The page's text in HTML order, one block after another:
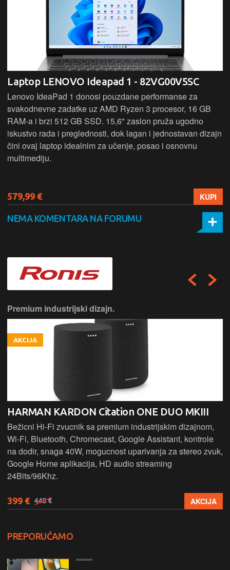
Laptop LENOVO Ideapad 1 - 82VG00V5SC
Lenovo IdeaPad 1 donosi pouzdane performanse za
svakodnevne zadatke uz AMD Ryzen 3 procesor, 16 GB
RAM-a i brzi 512 GB SSD. 15,6" zaslon pruža ugodno
iskustvo rada i preglednosti, dok lagan i jednostavan dizajn
čini ovaj laptop idealnim za učenje, posao i osnovnu
multimediju.
579,99 € KUPI
NEMA KOMENTARA NA FORUMU
Premium industrijski dizajn.
AKCIJA
HARMAN KARDON Citation ONE DUO MKIII
Bežicni Hi-Fi zvucnik sa premium industrijskim dizajnom,
Wi-Fi, Bluetooth, Chromecast, Google Assistant, kontrole
na dodir, snaga 40W, mogucnost uparivanja za stereo zvuk,
Google Home aplikacija, HD audio streaming
24Bits/96Khz.
399 € 448 € AKCIJA
PREPORUČAMO